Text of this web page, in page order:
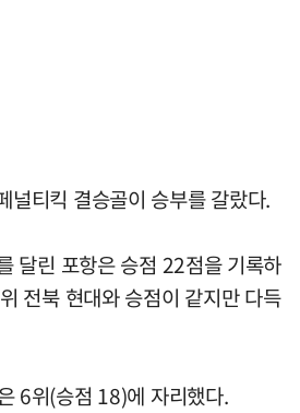
널티킥 결승골이 승부를 갈랐다.
달린 포항은 승점 22점을 기록하
전북 현대와 승점이 같지만 다득
6위(승점 18)에 자리했다.